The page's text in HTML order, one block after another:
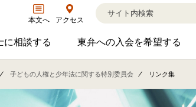
本文へ アクセス
に相談する
弁護士に相談するのサブメニューを開閉
東弁への入会を希望する
東弁への入会
子どもの人権と少年法に関する特別委員会 リンク集